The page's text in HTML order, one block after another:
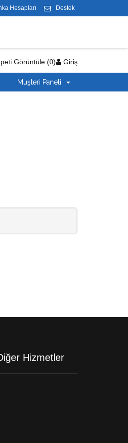
Hesapları Destek
Giriş
Görüntüle (0)
Müşteri Paneli
Hizmetler